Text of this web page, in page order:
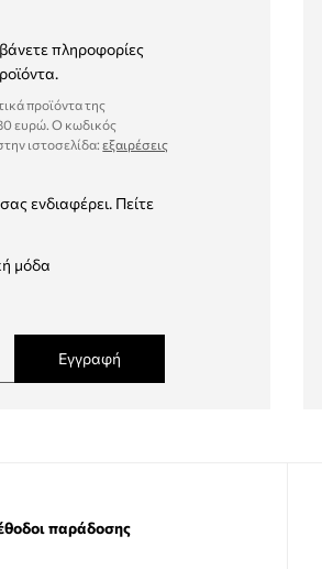
πληροφορίες
προϊόντα της
ευρώ. Ο κωδικός
ιστοσελίδα:εξαιρέσεις
ενδιαφέρει. Πείτε
μόδα
Εγγραφή
παράδοσης